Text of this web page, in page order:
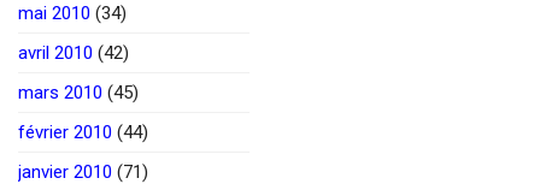
mai 2010 (34)
avril 2010 (42)
mars 2010 (45)
février 2010 (44)
janvier 2010 (71)